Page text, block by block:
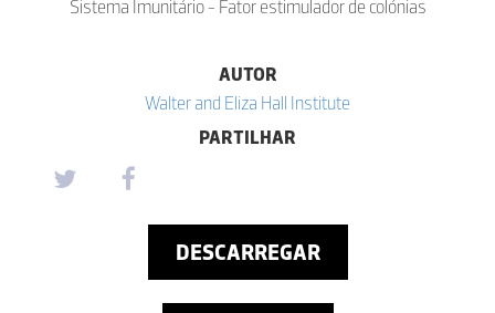
Sistema Imunitário - Fator estimulador de colónias
AUTOR
Walter and Eliza Hall Institute
PARTILHAR
DESCARREGAR